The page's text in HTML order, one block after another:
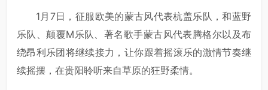
1月7日，征服欧美的蒙古风代表杭盖乐队，和蓝野
乐队、颠覆M乐队、著名歌手蒙古风代表腾格尔以及布
绕昂利乐团将继续接力，让你跟着摇滚乐的激情节奏继
续摇摆，在贵阳聆听来自草原的狂野柔情。